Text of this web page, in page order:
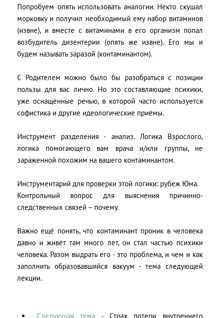
Попробуем опять использовать аналогии. Некто скушал
морковку и получил необходимый ему набор витаминов
(извне), и вместе с витаминами в его организм попал
возбудитель дизентерии (опять же извне). Его мы и
будем называть заразой (контаминантом).
С Родителем можно было бы разобраться с позиции
пользы для вас лично. Но это составляющие психики,
уже оснащённые речью, в которой часто используется
софистика и другие идеологические приёмы.
Инструмент разделения - анализ. Логика Взрослого,
логика помогающего вам врача и/или группы, не
зараженной похожим на вашего контаминантом.
Инструментарий для проверки этой логики: рубеж Юма.
Контрольный вопрос для выяснения причинно-
следственных связей – почему.
Важно ещё понять, что контаминант проник в человека
давно и живёт там много лет, он стал частью психики
человека. Разом выдрать его - это проблема, и чем и как
заполнить образовавшийся вакуум - тема следующей
лекции.
Следующая тема - Страх потери внутреннего